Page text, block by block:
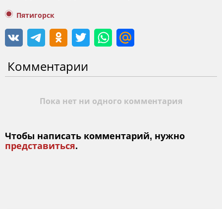
Пятигорск
Комментарии
Пока нет ни одного комментария
Чтобы написать комментарий, нужно
представиться.